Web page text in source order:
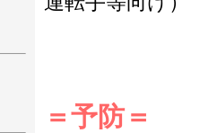
＝予防＝